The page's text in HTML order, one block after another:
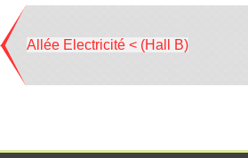
Allée Electricité < (Hall B)